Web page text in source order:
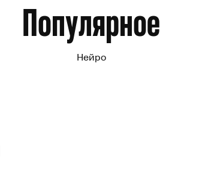
Популярное
Нейро